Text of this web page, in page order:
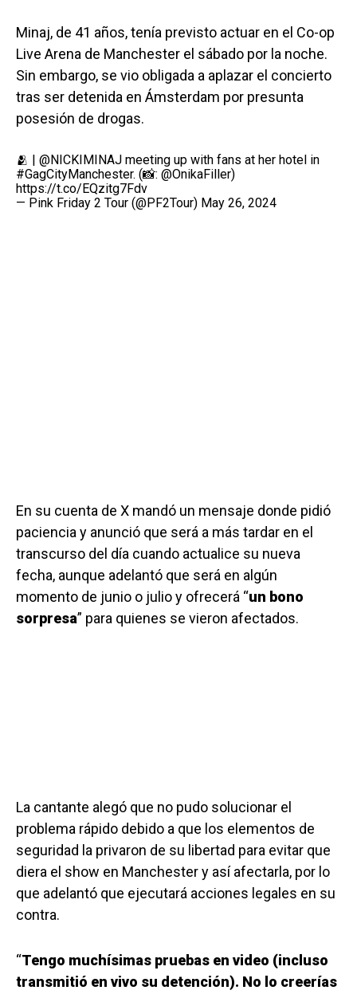
Minaj, de 41 años, tenía previsto actuar en el Co-op
Live Arena de Manchester el sábado por la noche.
Sin embargo, se vio obligada a aplazar el concierto
tras ser detenida en Ámsterdam por presunta
posesión de drogas.
🫂 | @NICKIMINAJ meeting up with fans at her hotel in
#GagCityManchester. (📸: @OnikaFiller)
https://t.co/EQzitg7Fdv
— Pink Friday 2 Tour (@PF2Tour) May 26, 2024
En su cuenta de X mandó un mensaje donde pidió
paciencia y anunció que será a más tardar en el
transcurso del día cuando actualice su nueva
fecha, aunque adelantó que será en algún
momento de junio o julio y ofrecerá “un bono
sorpresa” para quienes se vieron afectados.
La cantante alegó que no pudo solucionar el
problema rápido debido a que los elementos de
seguridad la privaron de su libertad para evitar que
diera el show en Manchester y así afectarla, por lo
que adelantó que ejecutará acciones legales en su
contra.
“Tengo muchísimas pruebas en video (incluso
transmitió en vivo su detención). No lo creerías